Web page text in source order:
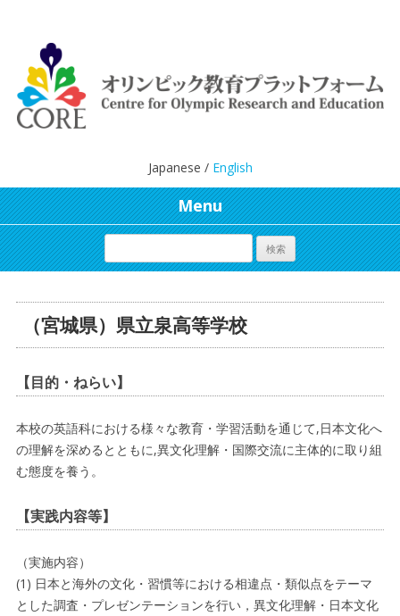
Japanese / English
Menu
（宮城県）県立泉高等学校
【目的・ねらい】
本校の英語科における様々な教育・学習活動を通じて,日本文化へ
の理解を深めるとともに,異文化理解・国際交流に主体的に取り組
む態度を養う。
【実践内容等】
（実施内容）
(1) 日本と海外の文化・習慣等における相違点・類似点をテーマ
とした調査・プレゼンテーションを行い，異文化理解・日本文化